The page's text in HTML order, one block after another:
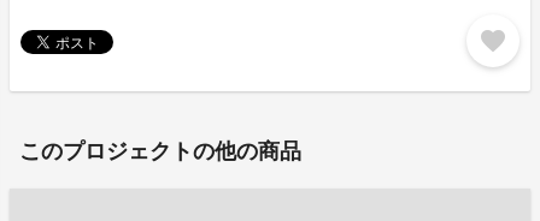
favorite
このプロジェクトの他の商品